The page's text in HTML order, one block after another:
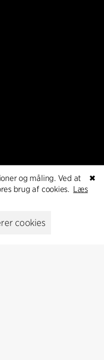
få de seneste
✖
og måling. Ved at
brug af cookies. Læs
cookies